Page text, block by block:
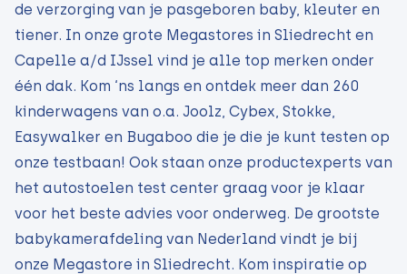
de verzorging van je pasgeboren baby, kleuter en
tiener. In onze grote Megastores in Sliedrecht en
Capelle a/d IJssel vind je alle top merken onder
één dak. Kom ‘ns langs en ontdek meer dan 260
kinderwagens van o.a. Joolz, Cybex, Stokke,
Easywalker en Bugaboo die je die je kunt testen op
onze testbaan! Ook staan onze productexperts van
het autostoelen test center graag voor je klaar
voor het beste advies voor onderweg. De grootste
babykamerafdeling van Nederland vindt je bij
onze Megastore in Sliedrecht. Kom inspiratie op